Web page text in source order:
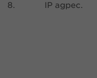
8. IP адрес.